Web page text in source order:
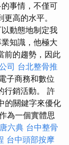
事情，不僅可
高的水平。
動態地制定我
知識，他極大
前的趨勢，因此
司 台北整骨推
子商務和數位
行銷活動。 許
的關鍵字來優化
為一個實體思
唐六典 台中整骨
台中頭部按摩